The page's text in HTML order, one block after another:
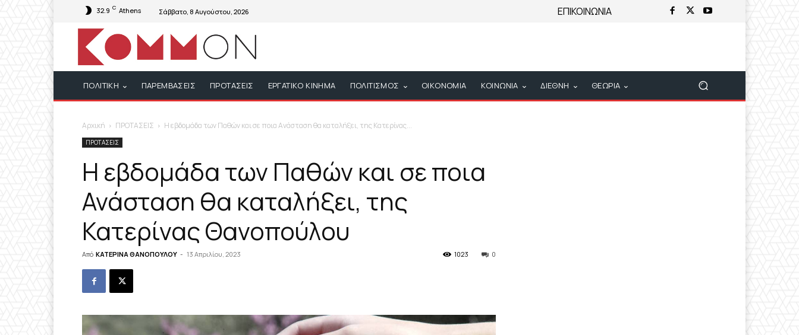
32.9 C Athens Σάββατο, 8 Αυγούστου, 2026 ΕΠΙΚΟΙΝΩΝΙΑ
ΠΟΛΙΤΙΚΗ ΠΑΡΕΜΒΑΣΕΙΣ ΠΡΟΤΑΣΕΙΣ ΕΡΓΑΤΙΚΟ ΚΙΝΗΜΑ ΠΟΛΙΤΙΣΜΟΣ ΟΙΚΟΝΟΜΙΑ ΚΟΙΝΩΝΙΑ ΔΙΕΘΝΗ ΘΕΩΡΙΑ
Αρχική ΠΡΟΤΑΣΕΙΣ Η εβδομάδα των Παθών και σε ποια Ανάσταση θα καταλήξει, της Κατερίνας...
ΠΡΟΤΑΣΕΙΣ
Η εβδομάδα των Παθών και σε ποια
Ανάσταση θα καταλήξει, της
Κατερίνας Θανοπούλου
Από ΚΑΤΕΡΙΝΑ ΘΑΝΟΠΟΥΛΟΥ - 13 Απριλίου, 2023 0
1023